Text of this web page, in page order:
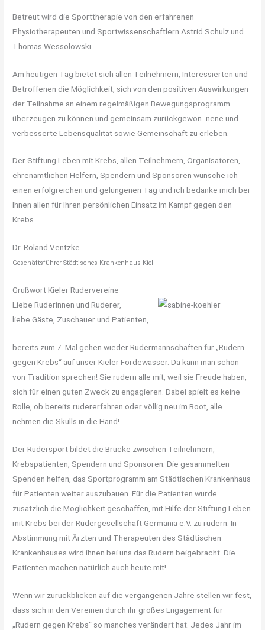
Betreut wird die Sporttherapie von den erfahrenen
Physiotherapeuten und Sportwissenschaftlern Astrid Schulz und
Thomas Wessolowski.
Am heutigen Tag bietet sich allen Teilnehmern, Interessierten und
Betroffenen die Möglichkeit, sich von den positiven Auswirkungen
der Teilnahme an einem regelmäßigen Bewegungsprogramm
überzeugen zu können und gemeinsam zurückgewon- nene und
verbesserte Lebensqualität sowie Gemeinschaft zu erleben.
Der Stiftung Leben mit Krebs, allen Teilnehmern, Organisatoren,
ehrenamtlichen Helfern, Spendern und Sponsoren wünsche ich
einen erfolgreichen und gelungenen Tag und ich bedanke mich bei
Ihnen allen für Ihren persönlichen Einsatz im Kampf gegen den
Krebs.
Dr. Roland Ventzke
Geschäftsführer Städtisches Krankenhaus Kiel
Grußwort Kieler Rudervereine
Liebe Ruderinnen und Ruderer,
liebe Gäste, Zuschauer und Patienten,
bereits zum 7. Mal gehen wieder Rudermannschaften für „Rudern
gegen Krebs“ auf unser Kieler Fördewasser. Da kann man schon
von Tradition sprechen! Sie rudern alle mit, weil sie Freude haben,
sich für einen guten Zweck zu engagieren. Dabei spielt es keine
Rolle, ob bereits rudererfahren oder völlig neu im Boot, alle
nehmen die Skulls in die Hand!
Der Rudersport bildet die Brücke zwischen Teilnehmern,
Krebspatienten, Spendern und Sponsoren. Die gesammelten
Spenden helfen, das Sportprogramm am Städtischen Krankenhaus
für Patienten weiter auszubauen. Für die Patienten wurde
zusätzlich die Möglichkeit geschaffen, mit Hilfe der Stiftung Leben
mit Krebs bei der Rudergesellschaft Germania e.V. zu rudern. In
Abstimmung mit Ärzten und Therapeuten des Städtischen
Krankenhauses wird ihnen bei uns das Rudern beigebracht. Die
Patienten machen natürlich auch heute mit!
Wenn wir zurückblicken auf die vergangenen Jahre stellen wir fest,
dass sich in den Vereinen durch ihr großes Engagement für
„Rudern gegen Krebs“ so manches verändert hat. Jedes Jahr im